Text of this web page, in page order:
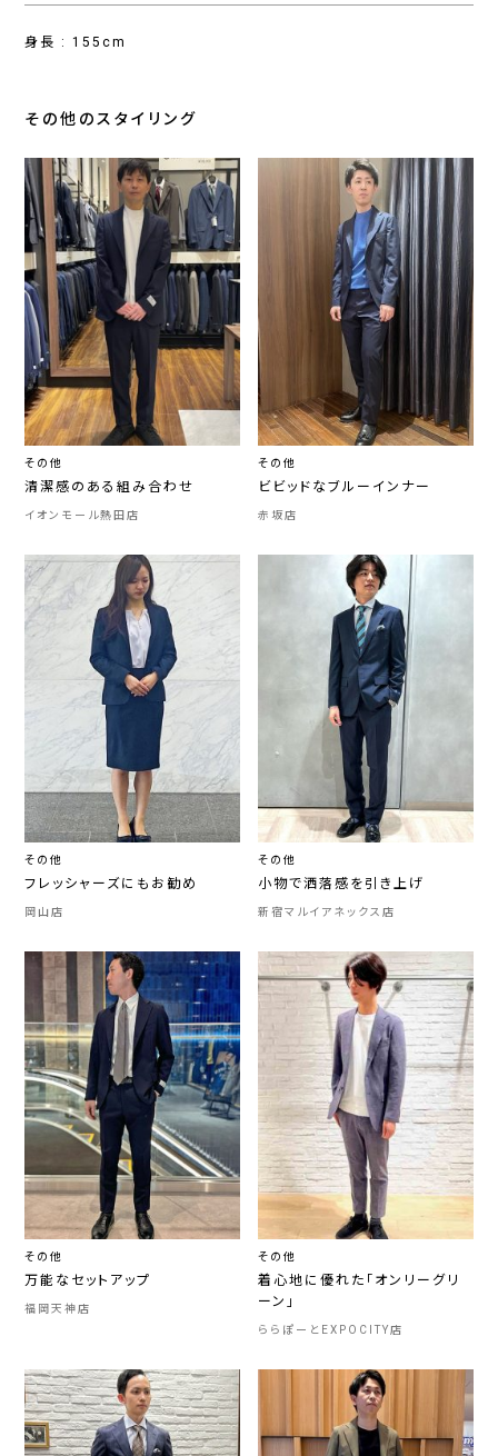
身長 : 155cm
その他のスタイリング
その他
清潔感のある組み合わせ
イオンモール熱田店
その他
ビビッドなブルーインナー
赤坂店
その他
フレッシャーズにもお勧め
岡山店
その他
小物で洒落感を引き上げ
新宿マルイアネックス店
その他
万能なセットアップ
福岡天神店
その他
着心地に優れた「オンリーグリ
ーン」
ららぽーとEXPOCITY店